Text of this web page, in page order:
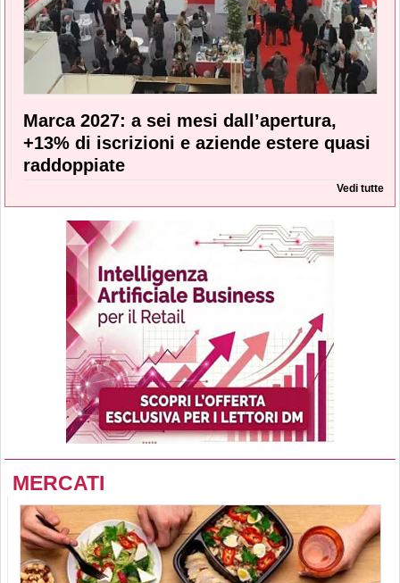
Marca 2027: a sei mesi dall’apertura,
+13% di iscrizioni e aziende estere quasi
raddoppiate
Vedi tutte
MERCATI